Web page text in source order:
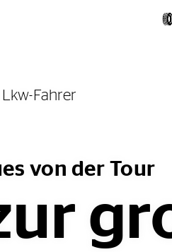
Fahrer
von der Tour